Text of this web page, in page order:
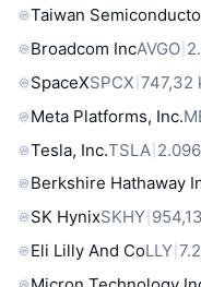
Taiwan
Broadcom IncAVGO
SpaceXSPCX 747,32
Meta Platforms, Inc.
Tesla, Inc.TSLA
Berkshire Hathaway
SK HynixSKHY
Eli Lilly And CoLLY